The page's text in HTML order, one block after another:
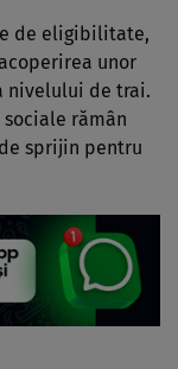
de eligibilitate,
unor
nivelului de trai.
rămân
sprijin pentru